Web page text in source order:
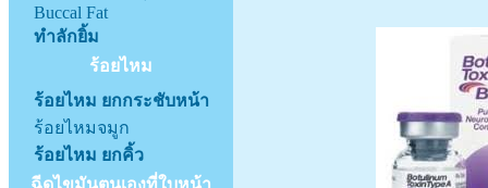
Buccal Fat
ทำลักยิ้ม
ร้อยไหม
ร้อยไหม ยกกระชับหน้า
ร้อยไหมจมูก
ร้อยไหม ยกคิ้ว
ฉีดไขมันตนเองที่ใบหน้า